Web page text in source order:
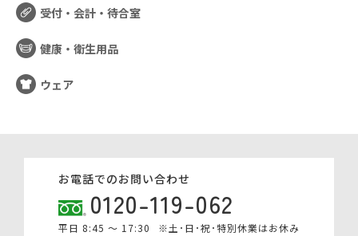
受付・会計・待合室
健康・衛生用品
ウェア
お電話でのお問い合わせ
0120-119-062
平日 8:45 ～ 17:30 ※土･日･祝･特別休業はお休み